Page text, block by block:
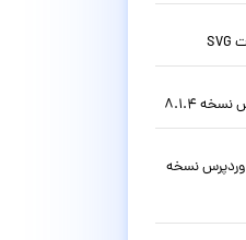
افزونه ثبت نام و ورود شماره موبایل Digits وردپرس نسخه